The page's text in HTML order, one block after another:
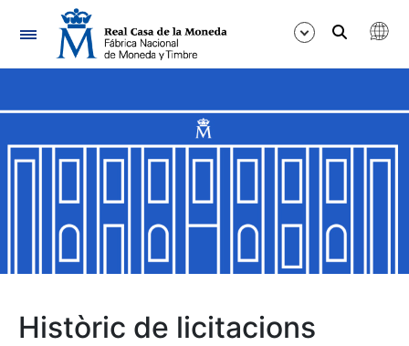
Navegació
Mostra/Amaga
Mostra/Amaga
Mostra/Amaga
Històric de licitacions